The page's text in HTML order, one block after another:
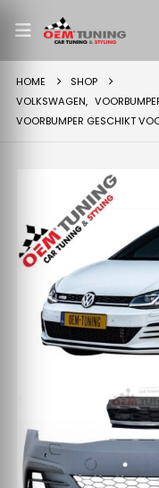
HOME
SHOP
VOLKSWAGEN,
VOORBUMPER GESCHIKT